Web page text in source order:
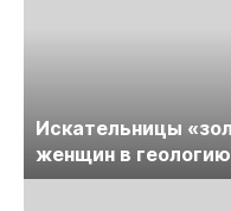
Искательницы
женщин в